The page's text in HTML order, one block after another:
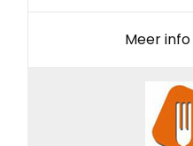
Meer info